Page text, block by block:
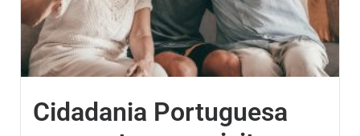
Cidadania Portuguesa